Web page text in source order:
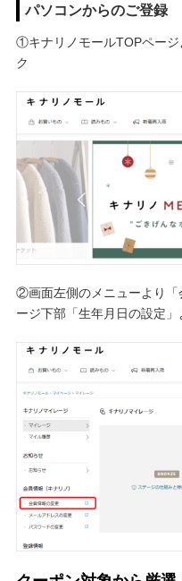
パソコンからのご登録
①キナリノモールTOPページ
ク
②画面左側のメニューより「
ージ下部「生年月日の設定